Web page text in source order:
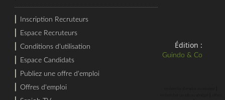
Inscription Recruteurs
Espace Recruteurs
Conditions d'utilisation
Espace Candidats
Publiez une offre d'emploi
Offres d'emploi
Édition :
Guindo & Co